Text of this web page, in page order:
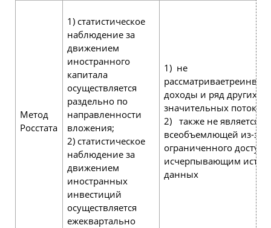
Метод
Росстата
1) статистическое
наблюдение за
движением
иностранного
капитала
осуществляется
раздельно по
направленности
вложения;
2) статистическое
наблюдение за
движением
иностранных
инвестиций
осуществляется
ежеквартально
1) не
доходы и ряд других
значительных
2) также не является
всеобъемлющей из-за
ограниченного доступа
исчерпывающим
данных